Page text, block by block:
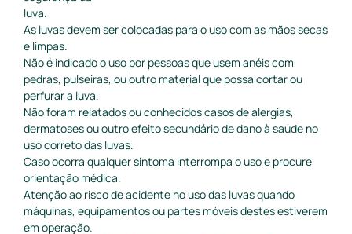
luva.
As luvas devem ser colocadas para o uso com as mãos secas
e limpas.
Não é indicado o uso por pessoas que usem anéis com
pedras, pulseiras, ou outro material que possa cortar ou
perfurar a luva.
Não foram relatados ou conhecidos casos de alergias,
dermatoses ou outro efeito secundário de dano à saúde no
uso correto das luvas.
Caso ocorra qualquer sintoma interrompa o uso e procure
orientação médica.
Atenção ao risco de acidente no uso das luvas quando
máquinas, equipamentos ou partes móveis destes estiverem
em operação.